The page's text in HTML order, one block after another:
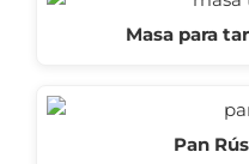
Masa para
Pan